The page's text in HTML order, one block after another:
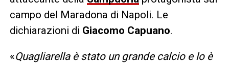
campo del Maradona di Napoli. Le
dichiarazioni di Giacomo Capuano.
«Quagliarella è stato un grande calcio e lo è